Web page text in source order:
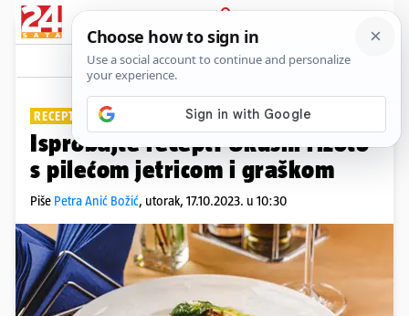
PRIJAVA
Lifestyle Komentari
RECEPT DANA
Isprobajte recept: Ukusni rižoto
s pilećom jetricom i graškom
Piše Petra Anić Božić, utorak, 17.10.2023. u 10:30